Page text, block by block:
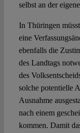
selbst an der
In Thüringen
eine
ebenfalls die
des Landtags
des
solche potentielle
Ausnahme
nach einem
kommen. Damit